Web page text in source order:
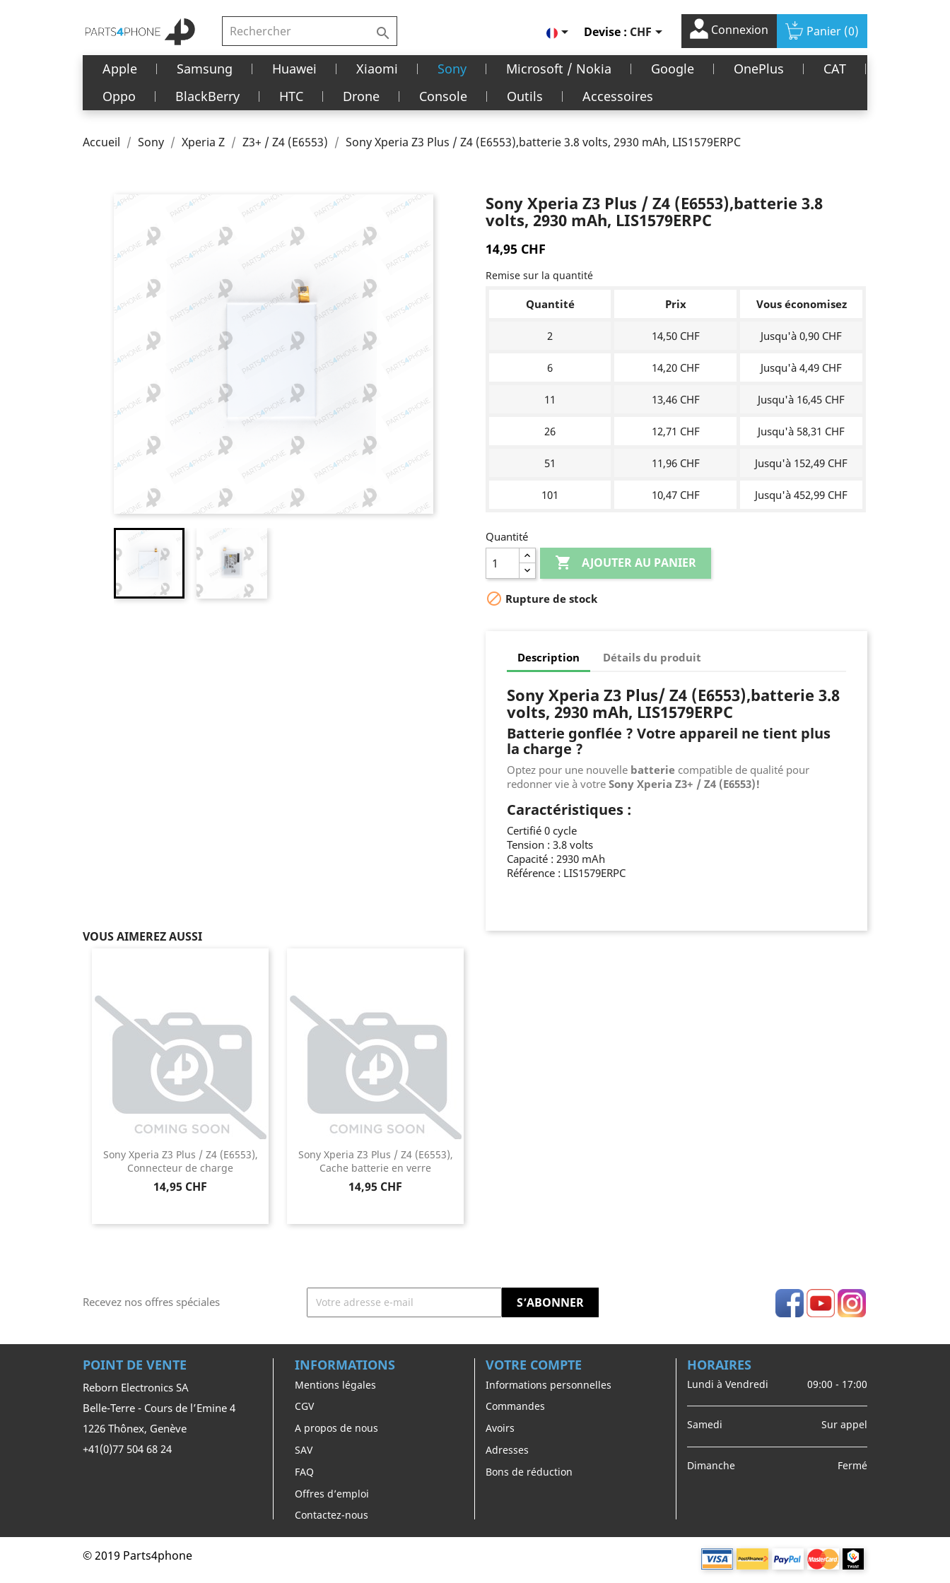
  Devise : CHF Connexion Panier (0)
Apple Samsung Huawei Xiaomi Sony Microsoft / Nokia Google OnePlus
CAT
Oppo
BlackBerry HTC Drone Console Outils Accessoires
Accueil Sony Xperia Z Z3+ / Z4 (E6553) Sony Xperia Z3 Plus / Z4 (E6553),batterie 3.8 volts, 2930 mAh, LIS1579ERPC
Sony Xperia Z3 Plus / Z4 (E6553),batterie 3.8
volts, 2930 mAh, LIS1579ERPC
14,95 CHF
Remise sur la quantité
Quantité Prix Vous économisez
2 14,50 CHF Jusqu'à 0,90 CHF
6 14,20 CHF Jusqu'à 4,49 CHF
11 13,46 CHF Jusqu'à 16,45 CHF
26 12,71 CHF Jusqu'à 58,31 CHF
51 11,96 CHF Jusqu'à 152,49 CHF
101 10,47 CHF Jusqu'à 452,99 CHF
Quantité
 AJOUTER AU PANIER
 Rupture de stock
Description Détails du produit
Sony Xperia Z3 Plus/ Z4 (E6553),batterie 3.8
volts, 2930 mAh, LIS1579ERPC
Batterie gonflée ? Votre appareil ne tient plus
la charge ?
Optez pour une nouvelle batterie compatible de qualité pour
redonner vie à votre Sony Xperia Z3+ / Z4 (E6553)!
Caractéristiques :
Certifié 0 cycle
Tension : 3.8 volts
Capacité : 2930 mAh
Référence : LIS1579ERPC
VOUS AIMEREZ AUSSI
Sony Xperia Z3 Plus / Z4 (E6553),
Connecteur de charge
Prix
14,95 CHF
Sony Xperia Z3 Plus / Z4 (E6553),
Cache batterie en verre
Prix
14,95 CHF
Recevez nos offres spéciales FacebookYouTubeInstagram
POINT DE VENTE
Reborn Electronics SA
Belle-Terre - Cours de l’Emine 4
1226 Thônex, Genève
+41(0)77 504 68 24
INFORMATIONS
Mentions légales
CGV
A propos de nous
SAV
FAQ
Offres d’emploi
Contactez-nous
VOTRE COMPTE
Informations personnelles
Commandes
Avoirs
Adresses
Bons de réduction
HORAIRES
Lundi à Vendredi 09:00 - 17:00
Samedi Sur appel
Dimanche Fermé
© 2019 Parts4phone